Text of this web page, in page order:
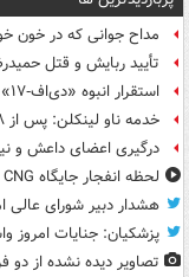
مداح جوانی که در خون
تأیید ربایش و قتل
استقرار انبوه «دی‌اف‑۱۷» و پایان عصر پدافند آمریکا +عکس
خدمه ناو لینکلن: پس از ۸ ماه حضور در دریا خسته و درمانده‌ شدیم
درگیری اعضای داعش و
لحظه انفجار جایگاه CNG "صحنه" در دوربین مداربسته
هشدار دبیر شورای عالی
پزشکیان: جنایات امروز
تصاویر دیده‌ نشده از